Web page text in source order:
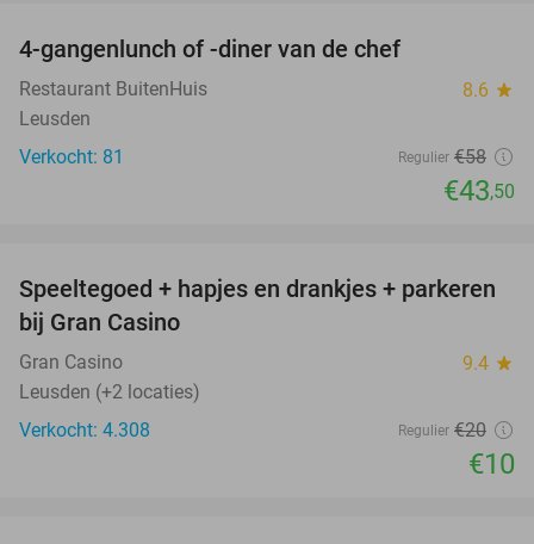
4-gangenlunch of -diner van de chef
Restaurant BuitenHuis 8.6 star
Leusden
Verkocht: 81
Regulier €58
€43,50
50%
Speeltegoed + hapjes en drankjes + parkeren
bij Gran Casino
Gran Casino 9.4 star
Leusden (+2 locaties)
Verkocht: 4.308
Regulier €20
€10